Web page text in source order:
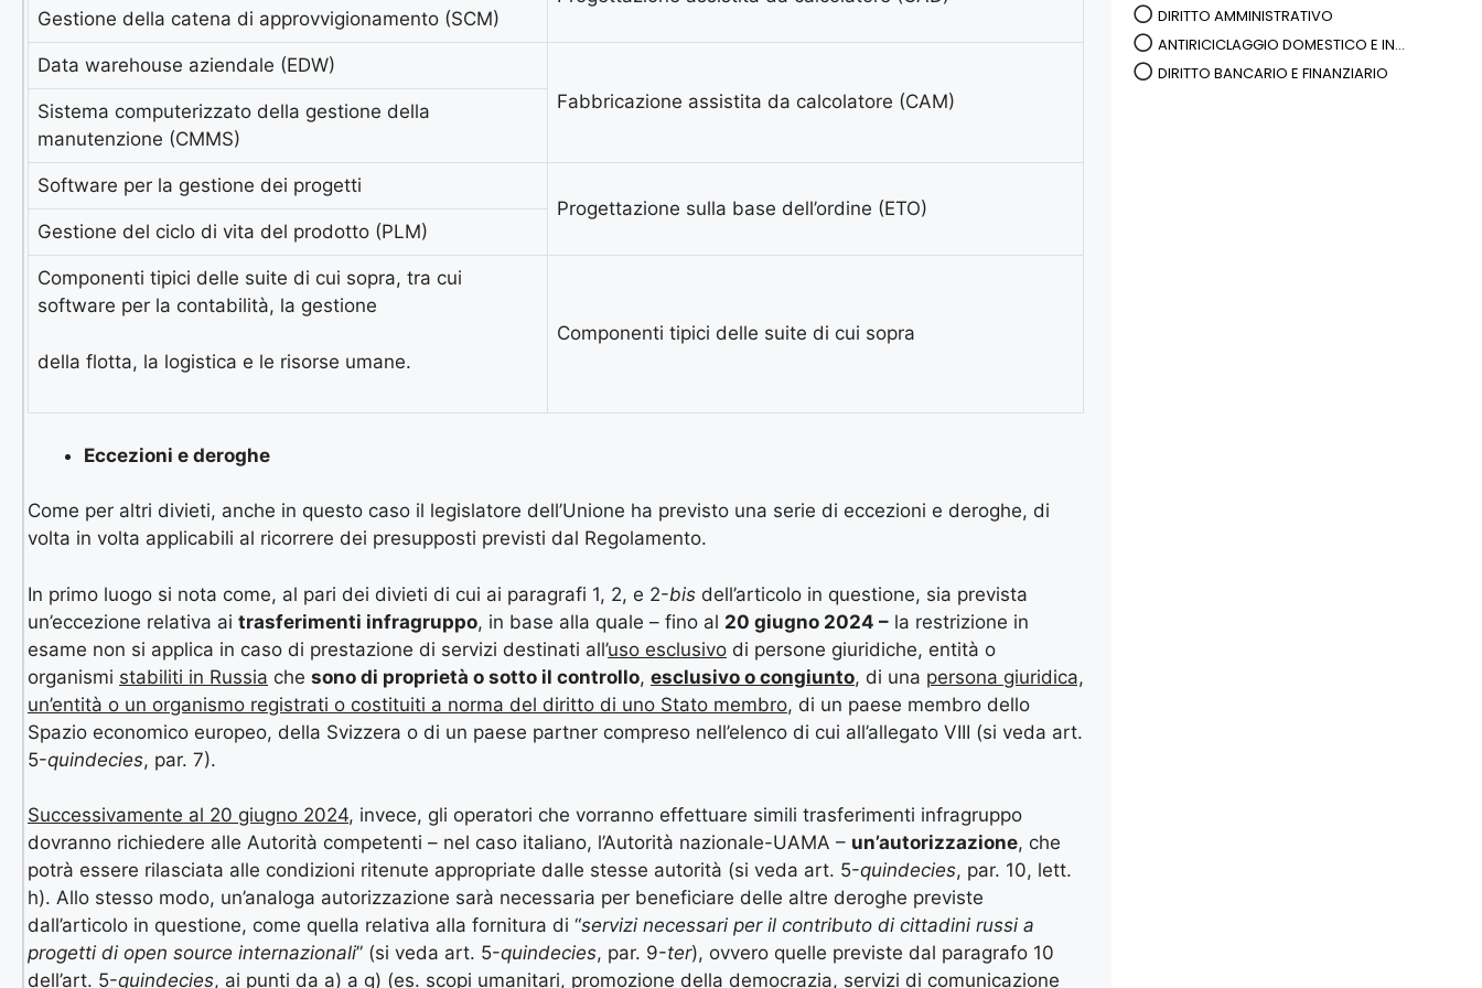
Gestione della catena di approvvigionamento (SCM)
Data warehouse aziendale (EDW)
Fabbricazione assistita da calcolatore (CAM)
Sistema computerizzato della gestione della
manutenzione (CMMS)
Software per la gestione dei progetti
Progettazione sulla base dell’ordine (ETO)
Gestione del ciclo di vita del prodotto (PLM)
Componenti tipici delle suite di cui sopra, tra cui
software per la contabilità, la gestione
della flotta, la logistica e le risorse umane.
Componenti tipici delle suite di cui sopra
Eccezioni e deroghe
Come per altri divieti, anche in questo caso il legislatore dell’Unione ha previsto una serie di eccezioni e deroghe, di
volta in volta applicabili al ricorrere dei presupposti previsti dal Regolamento.
In primo luogo si nota come, al pari dei divieti di cui ai paragrafi 1, 2, e 2-bis dell’articolo in questione, sia prevista
un’eccezione relativa ai trasferimenti infragruppo, in base alla quale – fino al 20 giugno 2024 – la restrizione in
esame non si applica in caso di prestazione di servizi destinati all’uso esclusivo di persone giuridiche, entità o
organismi stabiliti in Russia che sono di proprietà o sotto il controllo, esclusivo o congiunto, di una persona giuridica,
un’entità o un organismo registrati o costituiti a norma del diritto di uno Stato membro, di un paese membro dello
Spazio economico europeo, della Svizzera o di un paese partner compreso nell’elenco di cui all’allegato VIII (si veda art.
5-quindecies, par. 7).
Successivamente al 20 giugno 2024, invece, gli operatori che vorranno effettuare simili trasferimenti infragruppo
dovranno richiedere alle Autorità competenti – nel caso italiano, l’Autorità nazionale-UAMA – un’autorizzazione, che
potrà essere rilasciata alle condizioni ritenute appropriate dalle stesse autorità (si veda art. 5-quindecies, par. 10, lett.
h). Allo stesso modo, un’analoga autorizzazione sarà necessaria per beneficiare delle altre deroghe previste
dall’articolo in questione, come quella relativa alla fornitura di “servizi necessari per il contributo di cittadini russi a
progetti di open source internazionali” (si veda art. 5-quindecies, par. 9-ter), ovvero quelle previste dal paragrafo 10
dell’art. 5-quindecies, ai punti da a) a g) (es. scopi umanitari, promozione della democrazia, servizi di comunicazione
DIRITTO AMMINISTRATIVO
ANTIRICICLAGGIO DOMESTICO E IN...
DIRITTO BANCARIO E FINANZIARIO